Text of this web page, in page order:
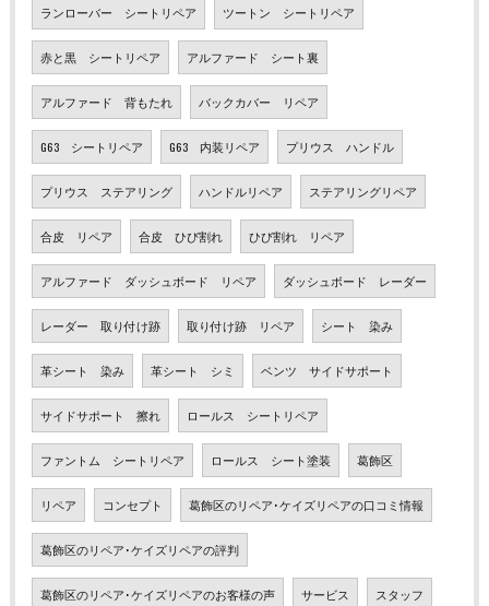
ランローバー シートリペア ツートン シートリペア
赤と黒 シートリペア アルファード シート裏
アルファード 背もたれ バックカバー リペア
G63 シートリペア G63 内装リペア プリウス ハンドル
プリウス ステアリング ハンドルリペア ステアリングリペア
合皮 リペア 合皮 ひび割れ ひび割れ リペア
アルファード ダッシュボード リペア ダッシュボード レーダー
レーダー 取り付け跡 取り付け跡 リペア シート 染み
革シート 染み 革シート シミ ベンツ サイドサポート
サイドサポート 擦れ ロールス シートリペア
ファントム シートリペア ロールス シート塗装 葛飾区
リペア コンセプト 葛飾区のリペア･ケイズリペアの口コミ情報
葛飾区のリペア･ケイズリペアの評判
葛飾区のリペア･ケイズリペアのお客様の声 サービス スタッフ